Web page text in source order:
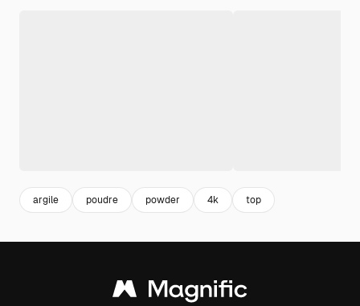
argile poudre powder 4k top